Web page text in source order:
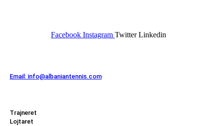
Facebook Instagram Twitter Linkedin
Email: info@albaniantennis.com
Trajneret
Lojtaret